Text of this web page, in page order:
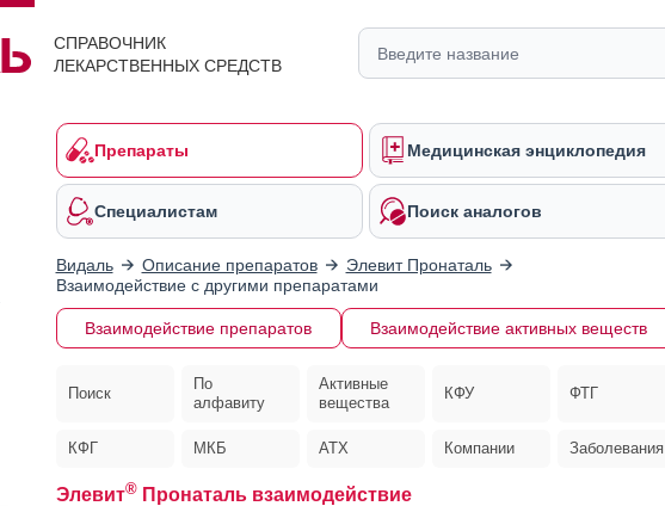
СПРАВОЧНИК
ЛЕКАРСТВЕННЫХ СРЕДСТВ
Препараты Медицинская энциклопедия
Специалистам Поиск аналогов
Видаль Описание препаратов
Элевит Пронаталь
Взаимодействие с другими препаратами
Взаимодействие препаратов Взаимодействие активных веществ
Поиск
По
алфавиту
Активные
вещества
КФУ ФТГ
КФГ МКБ АТХ Компании Заболевания
Элевит®Пронаталь взаимодействие